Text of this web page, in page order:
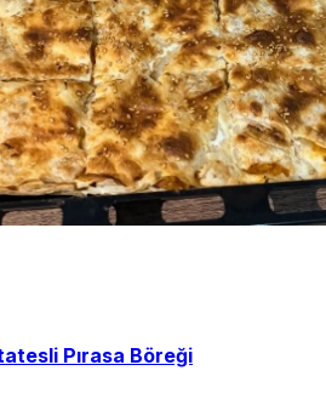
Pırasa Böreği